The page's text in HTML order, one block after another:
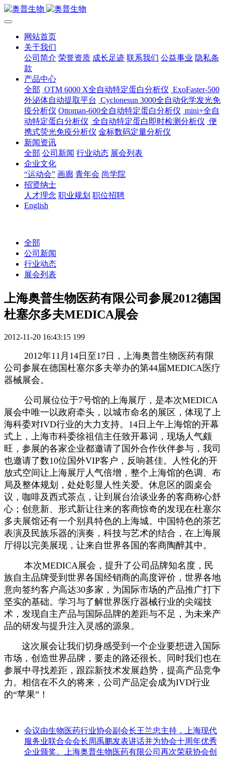
网站首页
关于我们
公司简介 荣誉资质 成长足迹 联系我们 公益事业 隐私条
款
产品中心
全部 OTM 6000 X全自动特定蛋白分析仪 ExoFaster-500
外泌体自动提取平台 Cyclonesun 3000全自动化学发光免
疫分析仪 Ottoman-600全自动特定蛋白分析仪 mini+全自
动特定蛋白分析仪 全自动特定蛋白即时检测分析仪 便
携式荧光免疫分析仪 金标数码定量分析仪
新闻资讯
全部 公司新闻 行业动态 展会列表
企业文化
“运动会” 画廊 青年会 尚学院
招贤纳士
人才理念 职业规划 职位招聘
English
全部
公司新闻
行业动态
展会列表
上海奥普生物医药有限公司参展2012德国
杜塞尔多夫MEDICA展会
2012-11-20 16:43:15 199
2012年11月14日至17日，上海奥普生物医药有限
公司参展在德国杜塞尔多夫举办的第44届MEDICA医疗
器械展会。
公司展位位于7号馆的上海展厅，是本次MEDICA
展会中唯一以政府牵头，以城市命名的展区，体现了上
海科委对IVD行业的大力支持。14日上午上海馆的开幕
式上，上海市科委徐祖信主任致开幕词，现场人气颇
旺，参展的各家企业都邀请了国外合作伙伴参与，我司
也邀请了数10位国外VIP客户，反响甚佳。人性化的开
放式空间让上海展厅人气倍增，整个上海馆的色调、布
局及整体规划，处处彰显人性关爱。休息区的圆桌会
议，咖啡及西式茶点，让到展台洽谈业务的客商称心舒
心；创意新、形式新让往来的客商惊奇的发现在杜塞尔
多夫展馆还有一个别具特色的上海城。中国特色的茶艺
表演及民族乐器的演奏，科技与艺术的结合，在上海展
厅得以完美展现，让来自世界各国的客商陶醉其中。
本次MEDICA展会，提升了公司品牌知名度，民
族自主品牌受到世界各国经销商的高度评价，世界各地
意向签约客户高达30多家，为国际市场的产品推广打下
坚实的基础。学习与了解世界医疗器械行业的尖端技
术，发现自主产品与国际品牌的差距与不足，为未来产
品的研发与提升注入灵感的源泉。
这次展会让我们切身感受到一个企业要想进入国际
市场，创造世界品牌，要走的路还很长。同时我们也在
参展中寻找差距，跟踪新技术发展趋势，提高产品竞争
力。相信在不久的将来，公司产品定会成为IVD行业
的“苹果”！
会议由生物医药行业协会副会长王兰忠主持，上海现代
服务业联合会会长周禹鹏发表讲话并为协会十周年优秀
企业颁奖。上海奥普生物医药有限公司再次荣获协会创